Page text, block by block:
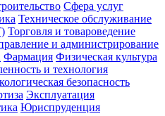
Сфера услуг
Техническое обслуживание
Торговля и товароведение
и администрирование
Фармация Физическая культура
и технология
безопасность
Эксплуатация
Юриспруденция